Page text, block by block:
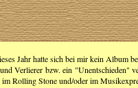
Jahr hatte sich bei mir kein Album
Verlierer bzw. ein
Rolling Stone und/oder im